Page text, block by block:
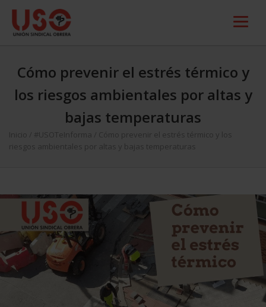
Cómo prevenir el estrés térmico y
los riesgos ambientales por altas y
bajas temperaturas
Inicio #USOTeInforma
Cómo prevenir el estrés térmico y los
riesgos ambientales por altas y bajas temperaturas